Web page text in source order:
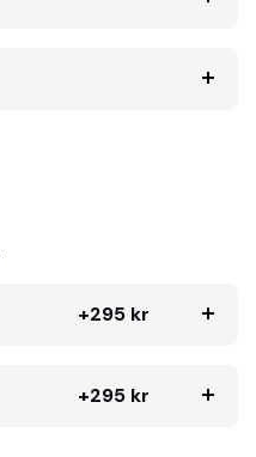
+295 kr
+295 kr